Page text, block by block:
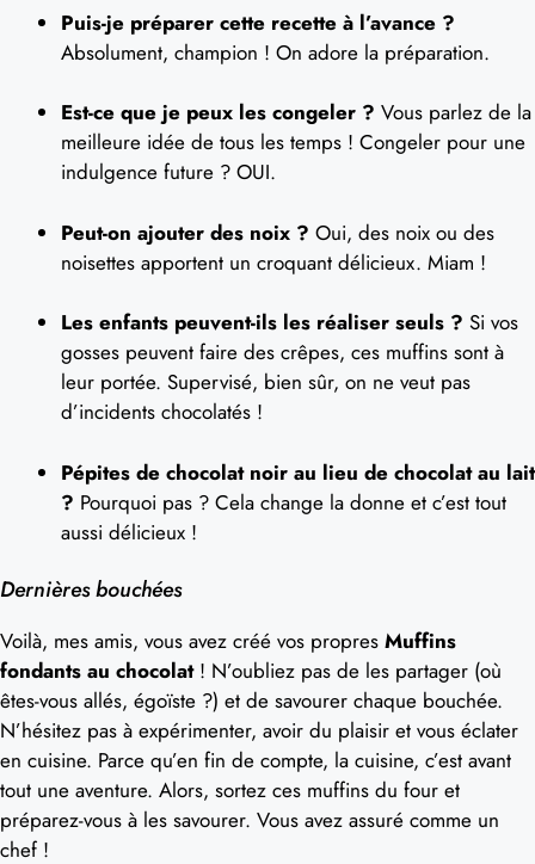
Puis-je préparer cette recette à l’avance ?
Absolument, champion ! On adore la préparation.
Est-ce que je peux les congeler ? Vous parlez de la
meilleure idée de tous les temps ! Congeler pour une
indulgence future ? OUI.
Peut-on ajouter des noix ? Oui, des noix ou des
noisettes apportent un croquant délicieux. Miam !
Les enfants peuvent-ils les réaliser seuls ? Si vos
gosses peuvent faire des crêpes, ces muffins sont à
leur portée. Supervisé, bien sûr, on ne veut pas
d’incidents chocolatés !
Pépites de chocolat noir au lieu de chocolat au lait
? Pourquoi pas ? Cela change la donne et c’est tout
aussi délicieux !
Dernières bouchées
Voilà, mes amis, vous avez créé vos propres Muffins
fondants au chocolat! N’oubliez pas de les partager (où
êtes-vous allés, égoïste ?) et de savourer chaque bouchée.
N’hésitez pas à expérimenter, avoir du plaisir et vous éclater
en cuisine. Parce qu’en fin de compte, la cuisine, c’est avant
tout une aventure. Alors, sortez ces muffins du four et
préparez-vous à les savourer. Vous avez assuré comme un
chef !